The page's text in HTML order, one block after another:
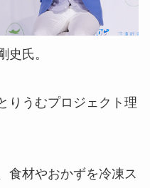
史氏。
りうむプロジェクト理
食材やおかずを冷凍ス